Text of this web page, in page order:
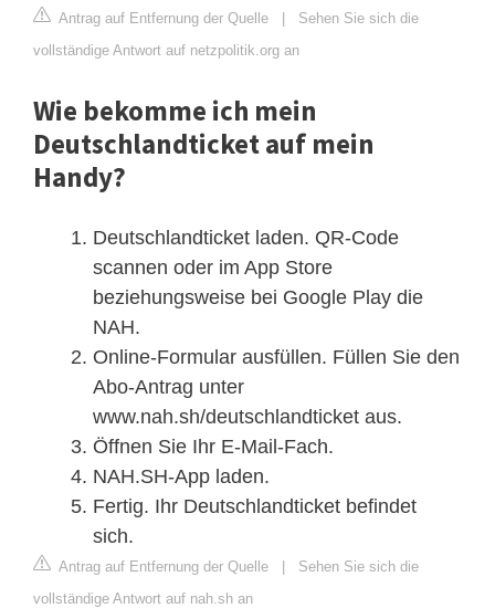
Antrag auf Entfernung der Quelle | Sehen Sie sich die
vollständige Antwort auf netzpolitik.org an
Wie bekomme ich mein
Deutschlandticket auf mein
Handy?
Deutschlandticket laden. QR-Code
scannen oder im App Store
beziehungsweise bei Google Play die
NAH.
Online-Formular ausfüllen. Füllen Sie den
Abo-Antrag unter
www.nah.sh/deutschlandticket aus.
Öffnen Sie Ihr E-Mail-Fach.
NAH.SH-App laden.
Fertig. Ihr Deutschlandticket befindet
sich.
Antrag auf Entfernung der Quelle | Sehen Sie sich die
vollständige Antwort auf nah.sh an